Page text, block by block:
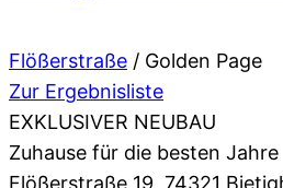
Flößerstraße / Golden Page
Zur Ergebnisliste
EXKLUSIVER NEUBAU
Zuhause für die besten Jahre